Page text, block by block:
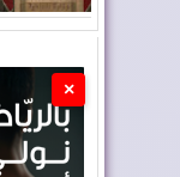
×